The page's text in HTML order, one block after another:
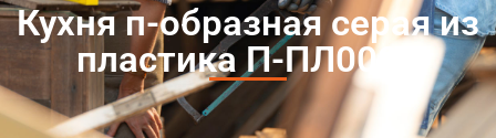
Кухня п-образная серая из
пластика П-ПЛ0001